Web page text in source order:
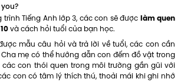
trình Tiếng Anh lớp 3, các con sẽ được làm quen
và cách hỏi tuổi của bạn học.
mẫu câu hỏi và trả lời về tuổi, các con cần
mẹ có thể hướng dẫn con đếm đồ vật trong
con thói quen trong môi trường gần gũi với
con có tâm lý thích thú, thoải mái khi ghi nhớ